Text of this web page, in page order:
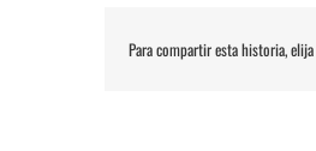
Para compartir esta historia,